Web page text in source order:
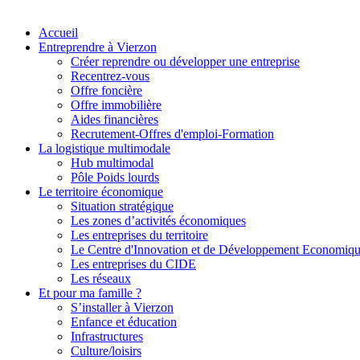
Accueil
Entreprendre à Vierzon
Créer reprendre ou développer une entreprise
Recentrez-vous
Offre foncière
Offre immobilière
Aides financières
Recrutement-Offres d'emploi-Formation
La logistique multimodale
Hub multimodal
Pôle Poids lourds
Le territoire économique
Situation stratégique
Les zones d’activités économiques
Les entreprises du territoire
Le Centre d'Innovation et de Développement
Les entreprises du CIDE
Les réseaux
Et pour ma famille ?
S’installer à Vierzon
Enfance et éducation
Infrastructures
Culture/loisirs